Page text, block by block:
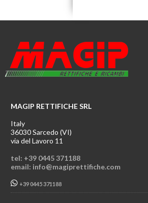
MAGIP RETTIFICHE SRL
Italy
36030 Sarcedo (VI)
via del Lavoro 11
tel: +39 0445 371188
email: info@magiprettifiche.com
+39 0445 371188